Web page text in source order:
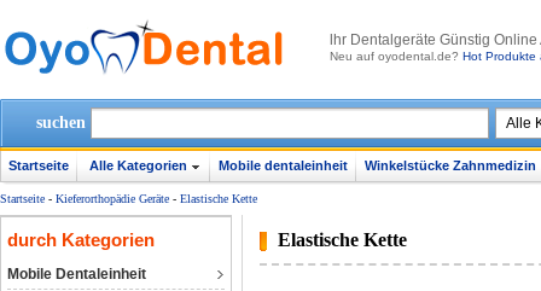
lhr Dentalgeräte Günstig
Neu auf oyodental.de? Hot Produkte
suchen
Startseite Alle Kategorien Mobile dentaleinheit Winkelstücke Zahnmedizin
Startseite - Kieferorthopädie Geräte - Elastische Kette
durch Kategorien
Mobile Dentaleinheit
Elastische Kette